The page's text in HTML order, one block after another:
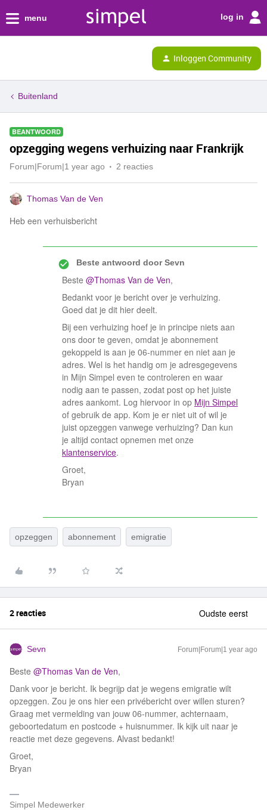
menu log in
Inloggen Community
Buitenland
BEANTWOORD
opzegging wegens verhuizing naar Frankrijk
Forum|Forum|1 year ago 2 reacties
Thomas Van de Ven
Heb een verhuisbericht
Beste antwoord doorSevn
Beste ​ @Thomas Van de Ven,
Bedankt voor je bericht over je verhuizing.
Goed dat je dit hier deelt.
Bij een verhuizing hoef je in principe niets aan
ons door te geven, omdat je abonnement
gekoppeld is aan je 06-nummer en niet aan je
adres. Wel is het handig om je adresgegevens
in Mijn Simpel even te controleren en waar
nodig aan te passen, zodat post op het juiste
adres aankomt. Log hiervoor in op Mijn Simpel
of gebruik de app. Kom je er niet uit of wil je
juist opzeggen vanwege verhuizing? Dan kun
je altijd contact opnemen met onze
klantenservice.
Groet,
Bryan
opzeggen abonnement emigratie
2 reacties Oudste eerst
Sevn Forum|Forum|1 year ago
Beste ​ @Thomas Van de Ven,
Dank voor je bericht. Ik begrijp dat je wegens emigratie wilt
opzeggen. Zou je ons hier een privébericht over willen sturen?
Graag met vermelding van jouw 06-nummer, achternaam,
geboortedatum en postcode + huisnummer. Ik kijk uit naar je
reactie met deze gegevens. Alvast bedankt!
Groet,
Bryan
Simpel Medewerker